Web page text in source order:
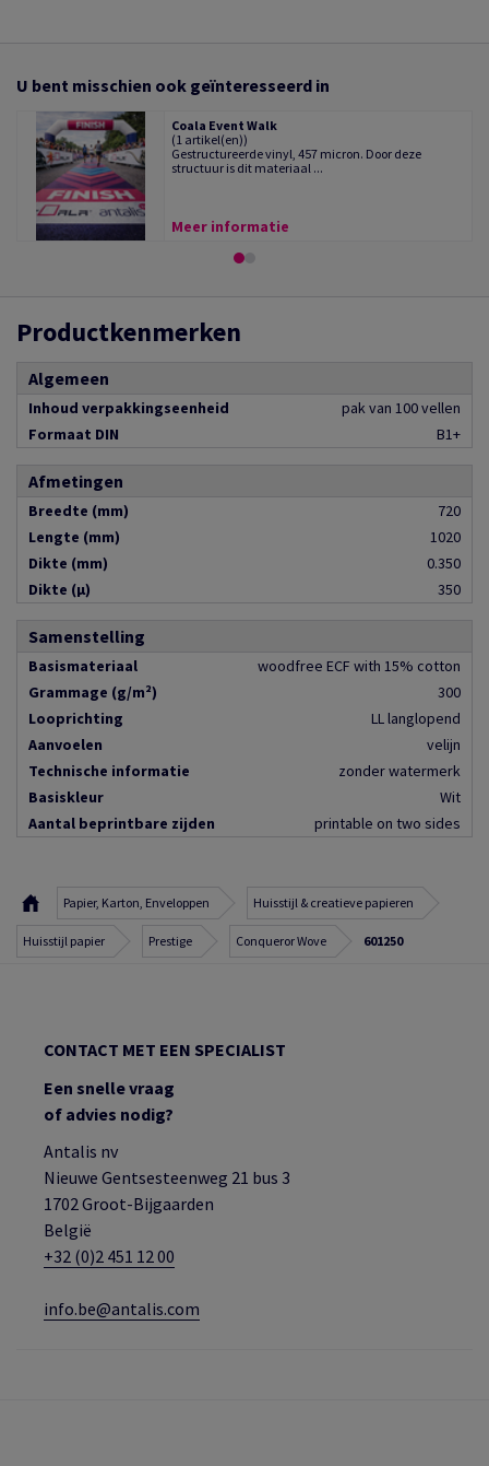
U bent misschien ook geïnteresseerd in
Coala Event Walk
(1 artikel(en))
Gestructureerde vinyl, 457 micron. Door deze
structuur is dit materiaal ...
Meer informatie
Productkenmerken
Algemeen
Inhoud verpakkingseenheid
pak van 100 vellen
Formaat DIN
B1+
Afmetingen
Breedte (mm)
720
Lengte (mm)
1020
Dikte (mm)
0.350
Dikte (µ)
350
Samenstelling
Basismateriaal
woodfree ECF with 15% cotton
Grammage (g/m²)
300
Looprichting
LL langlopend
Aanvoelen
velijn
Technische informatie
zonder watermerk
Basiskleur
Wit
Aantal beprintbare zijden
printable on two sides
Papier, Karton, Enveloppen Huisstijl & creatieve papieren
Huisstijl papier Prestige Conqueror Wove 601250
CONTACT MET EEN SPECIALIST
Een snelle vraag
of advies nodig?
Antalis nv
Nieuwe Gentsesteenweg 21 bus 3
1702 Groot-Bijgaarden
België
+32 (0)2 451 12 00
info.be@antalis.com